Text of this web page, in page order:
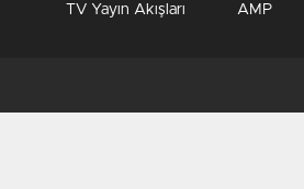
TV Yayın Akışları AMP